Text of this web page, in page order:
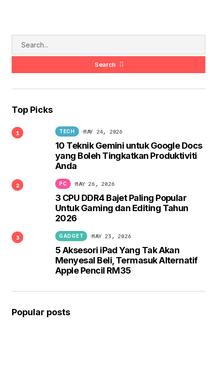
Search
Top Picks
10 Teknik Gemini untuk Google Docs
yang Boleh Tingkatkan Produktiviti
Anda
TECH MAY 24, 2026
3 CPU DDR4 Bajet Paling Popular
Untuk Gaming dan Editing Tahun
2026
PC MAY 26, 2026
5 Aksesori iPad Yang Tak Akan
Menyesal Beli, Termasuk Alternatif
Apple Pencil RM35
GADGET MAY 23, 2026
Popular posts